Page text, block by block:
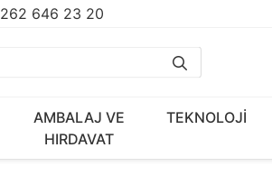
262 646 23 20
AMBALAJ VE
HIRDAVAT
TEKNOLOJİ